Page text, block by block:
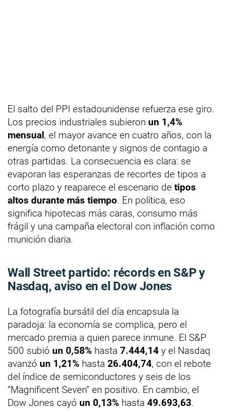
El salto del PPI estadounidense refuerza ese giro.
Los precios industriales subieron un 1,4%
mensual, el mayor avance en cuatro años, con la
energía como detonante y signos de contagio a
otras partidas. La consecuencia es clara: se
evaporan las esperanzas de recortes de tipos a
corto plazo y reaparece el escenario de tipos
altos durante más tiempo. En política, eso
significa hipotecas más caras, consumo más
frágil y una campaña electoral con inflación como
munición diaria.
Wall Street partido: récords en S&P y
Nasdaq, aviso en el Dow Jones
La fotografía bursátil del día encapsula la
paradoja: la economía se complica, pero el
mercado premia a quien parece inmune. El S&P
500 subió un 0,58% hasta 7.444,14 y el Nasdaq
avanzó un 1,21% hasta 26.404,74, con el rebote
del índice de semiconductores y seis de los
“Magnificent Seven” en positivo. En cambio, el
Dow Jones cayó un 0,13% hasta 49.693,63.